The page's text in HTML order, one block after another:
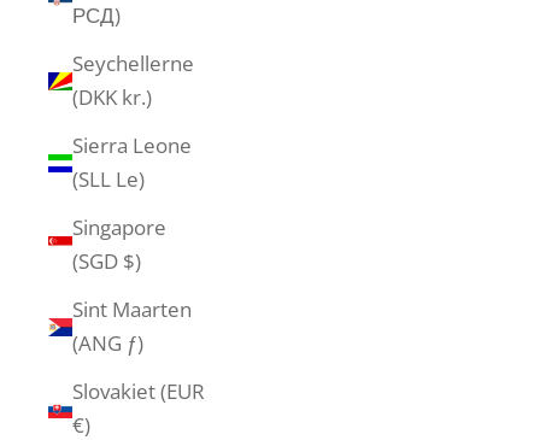
РСД)
Seychellerne
(DKK kr.)
Sierra Leone
(SLL Le)
Singapore
(SGD $)
Sint Maarten
(ANG ƒ)
Slovakiet (EUR
€)